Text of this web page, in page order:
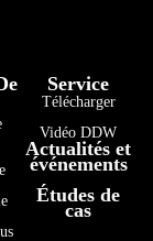
Service
Télécharger
Vidéo DDW
Actualités et
événements
Études de
cas